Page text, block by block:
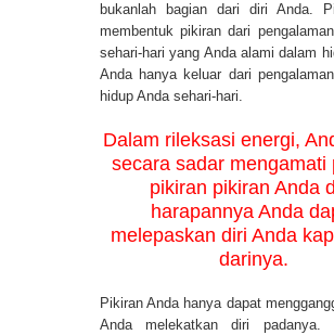
bukanlah bagian dari diri Anda.
membentuk pikiran dari
sehari-hari yang Anda alami dalam
Anda hanya keluar dari
hidup Anda sehari-hari.
Dalam rileksasi energi,
secara sadar mengamati
pikiran pikiran Anda
harapannya Anda
melepaskan diri Anda
darinya.
Pikiran Anda hanya dapat
Anda melekatkan diri padanya.